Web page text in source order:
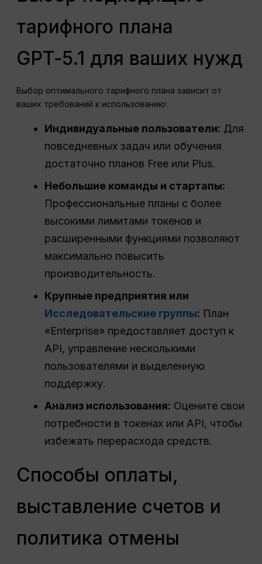
тарифного плана
GPT‑5.1 для ваших нужд
Выбор оптимального тарифного плана зависит от
ваших требований к использованию:
Индивидуальные пользователи: Для
повседневных задач или обучения
достаточно планов Free или Plus.
Небольшие команды и стартапы:
Профессиональные планы с более
высокими лимитами токенов и
расширенными функциями позволяют
максимально повысить
производительность.
Крупные предприятия или
Исследовательские группы: План
«Enterprise» предоставляет доступ к
API, управление несколькими
пользователями и выделенную
поддержку.
Анализ использования: Оцените свои
потребности в токенах или API, чтобы
избежать перерасхода средств.
Способы оплаты,
выставление счетов и
политика отмены